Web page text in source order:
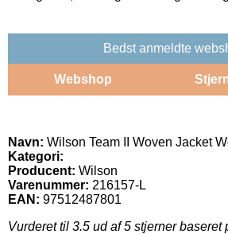
Bedst anmeldte
Webshop
Navn: Wilson Team II Woven Jacket
Kategori:
Producent: Wilson
Varenummer: 216157-L
EAN: 97512487801
Vurderet til 3.5 ud af 5 stjerner baseret